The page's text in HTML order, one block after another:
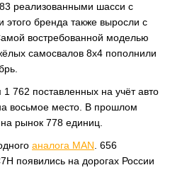
реализованными шасси с
бренда также выросли с
востребованной моделью
самосвалов 8х4 пополнили
1 762 поставленных на учёт авто
восьмое место. В прошлом
рынок 778 единиц.
аналога MAN . 656
появились на дорогах России